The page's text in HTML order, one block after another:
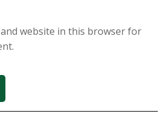
and website in this browser for